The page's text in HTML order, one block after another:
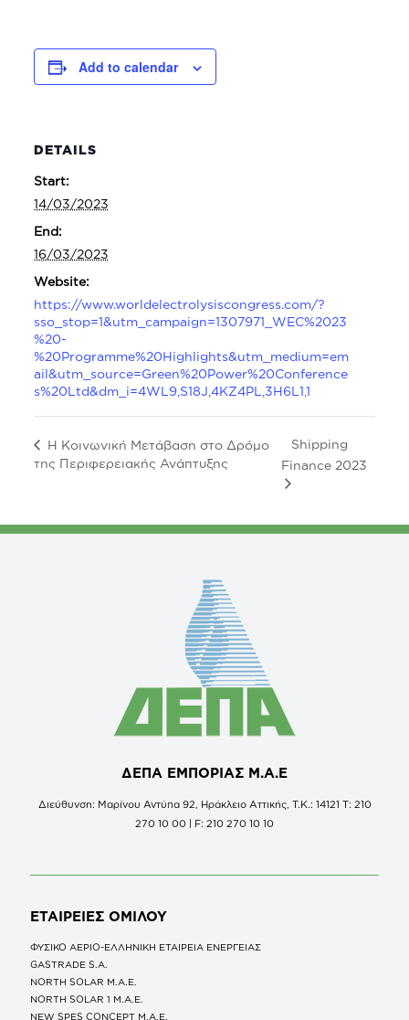
Add to calendar
DETAILS
Start:
14/03/2023
End:
16/03/2023
Website:
https://www.worldelectrolysiscongress.com/?
sso_stop=1&utm_campaign=1307971_WEC%2023
%20-
%20Programme%20Highlights&utm_medium=em
ail&utm_source=Green%20Power%20Conference
s%20Ltd&dm_i=4WL9,S18J,4KZ4PL,3H6L1,1
Η Κοινωνική Μετάβαση στο Δρόμο
της Περιφερειακής Ανάπτυξης
Shipping
Finance 2023
ΔΕΠΑ ΕΜΠΟΡΙΑΣ Μ.Α.Ε
Διεύθυνση: Μαρίνου Αντύπα 92, Ηράκλειο Αττικής, Τ.Κ.: 14121 Τ: 210
270 10 00 | F: 210 270 10 10
ΕΤΑΙΡΕΙΕΣ ΟΜΙΛΟΥ
ΦΥΣΙΚΟ ΑΕΡΙΟ-ΕΛΛΗΝΙΚΗ ΕΤΑΙΡΕΙΑ ΕΝΕΡΓΕΙΑΣ
GASTRADE S.A.
NORTH SOLAR M.Α.Ε.
NORTH SOLAR 1 M.Α.Ε.
NEW SPES CONCEPT Μ.Α.Ε.